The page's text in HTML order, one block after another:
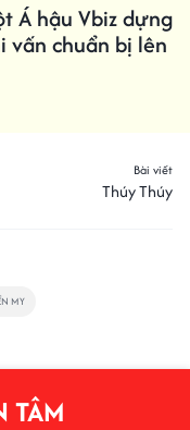
Á hậu Vbiz dựng
vấn chuẩn bị lên
Bài viết
Thúy Thúy
MY
TÂM